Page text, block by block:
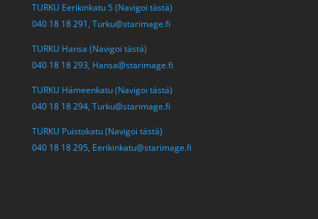
TURKU Eerikinkatu 5 (Navigoi tästä)
040 18 18 291, Turku@starimage.fi
TURKU Hansa (Navigoi tästä)
040 18 18 293, Hansa@starimage.fi
TURKU Hämeenkatu (Navigoi tästä)
040 18 18 294, Turku@starimage.fi
TURKU Puistokatu (Navigoi tästä)
040 18 18 295, Eerikinkatu@starimage.fi